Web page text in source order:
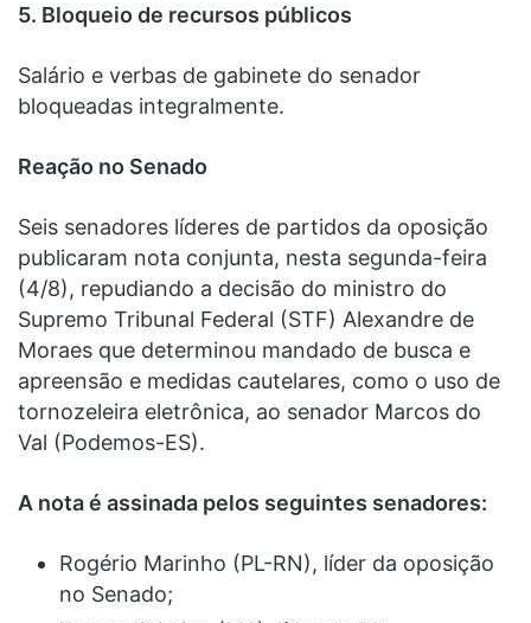
5. Bloqueio de recursos públicos
Salário e verbas de gabinete do senador
bloqueadas integralmente.
Reação no Senado
Seis senadores líderes de partidos da oposição
publicaram nota conjunta, nesta segunda-feira
(4/8), repudiando a decisão do ministro do
Supremo Tribunal Federal (STF) Alexandre de
Moraes que determinou mandado de busca e
apreensão e medidas cautelares, como o uso de
tornozeleira eletrônica, ao senador Marcos do
Val (Podemos-ES).
A nota é assinada pelos seguintes senadores:
Rogério Marinho (PL-RN), líder da oposição
no Senado;